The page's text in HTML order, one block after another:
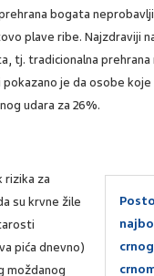
bogata
plave ribe. Najzdraviji
tj. tradicionalna prehrana
je da osobe
udara za 26%.
rizika za
su krvne žile
pića dnevno)
moždanog